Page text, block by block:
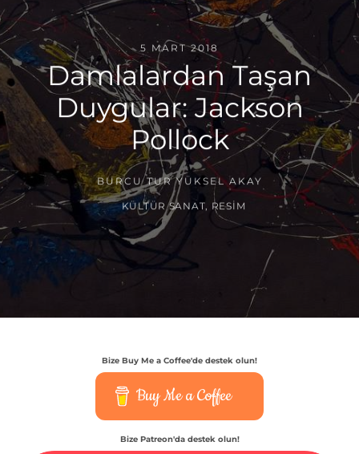
5 MART 2018
Damlalardan Taşan
Duygular: Jackson
Pollock
BURCU TUR YÜKSEL AKAY
KÜLTÜR SANAT RESIM
Bize Buy Me a Coffee'de destek olun!
Buy Me a Coffee
Bize Patreon'da destek olun!